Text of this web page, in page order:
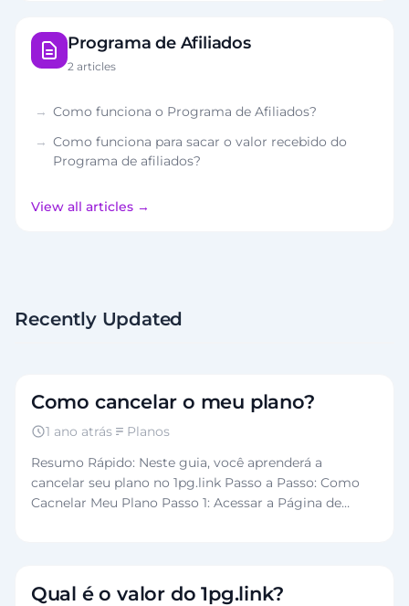
Programa de Afiliados
2 articles
Como funciona o Programa de Afiliados?
Como funciona para sacar o valor recebido do
Programa de afiliados?
View all articles
Recently Updated
Como cancelar o meu plano?
1 ano atrás
Planos
Resumo Rápido: Neste guia, você aprenderá a
cancelar seu plano no 1pg.link Passo a Passo: Como
Cacnelar Meu Plano Passo 1: Acessar a Página de
Qual é o valor do 1pg.link?